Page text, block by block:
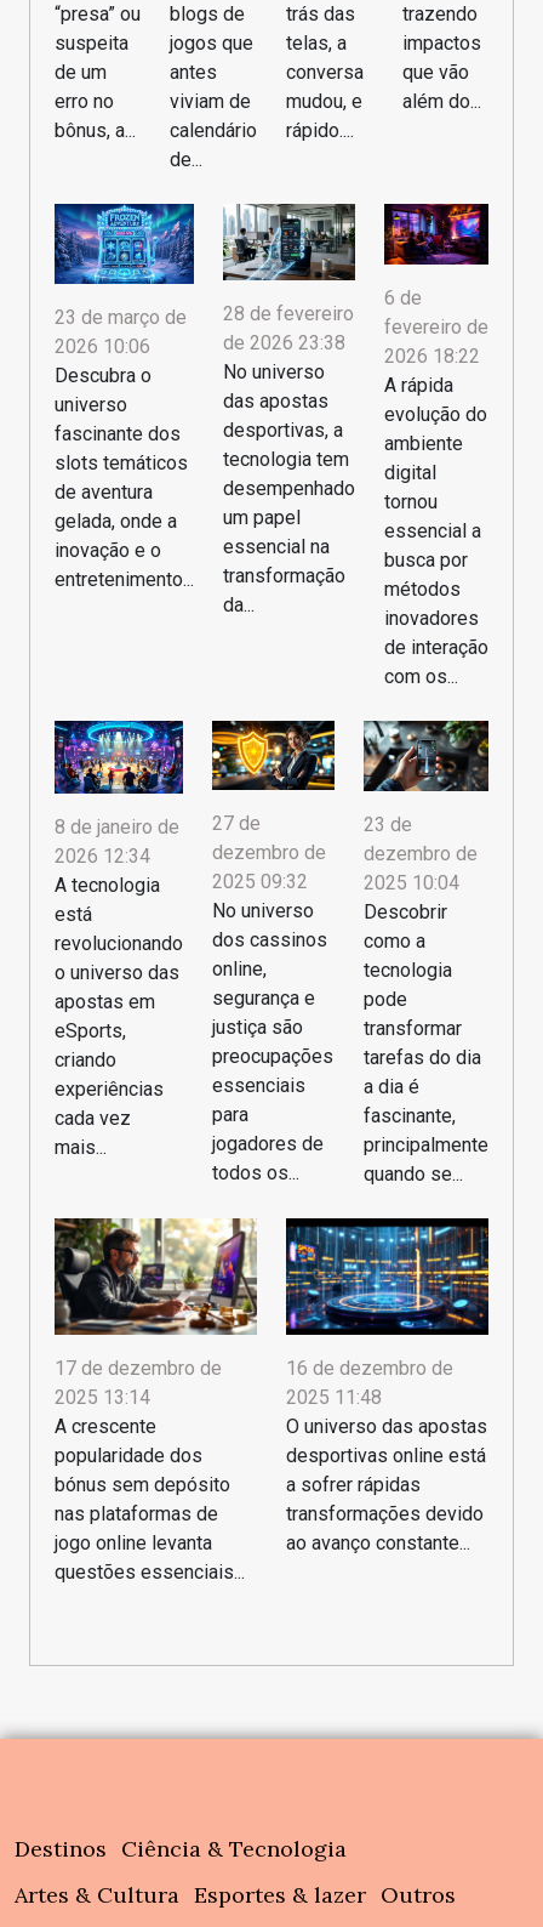
“presa” ou
suspeita
de um
erro no
bônus, a...
blogs de
jogos que
antes
viviam de
calendário
de...
trás das
telas, a
conversa
mudou, e
rápido....
trazendo
impactos
que vão
além do...
23 de março de
2026 10:06
Descubra o
universo
fascinante dos
slots temáticos
de aventura
gelada, onde a
inovação e o
entretenimento...
28 de fevereiro
de 2026 23:38
No universo
das apostas
desportivas, a
tecnologia tem
desempenhado
um papel
essencial na
transformação
da...
6 de
fevereiro de
2026 18:22
A rápida
evolução do
ambiente
digital
tornou
essencial a
busca por
métodos
inovadores
de interação
com os...
8 de janeiro de
2026 12:34
A tecnologia
está
revolucionando
o universo das
apostas em
eSports,
criando
experiências
cada vez
mais...
27 de
dezembro de
2025 09:32
No universo
dos cassinos
online,
segurança e
justiça são
preocupações
essenciais
para
jogadores de
todos os...
23 de
dezembro de
2025 10:04
Descobrir
como a
tecnologia
pode
transformar
tarefas do dia
a dia é
fascinante,
principalmente
quando se...
17 de dezembro de
2025 13:14
A crescente
popularidade dos
bónus sem depósito
nas plataformas de
jogo online levanta
questões essenciais...
16 de dezembro de
2025 11:48
O universo das apostas
desportivas online está
a sofrer rápidas
transformações devido
ao avanço constante...
Destinos
Ciência & Tecnologia
Artes & Cultura Esportes & lazer Outros